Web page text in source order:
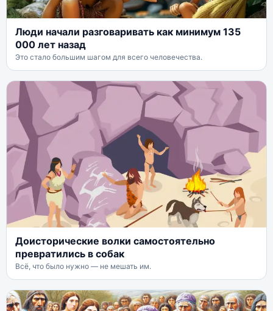
Люди начали разговаривать как минимум 135
000 лет назад
Это стало большим шагом для всего человечества.
Доисторические волки самостоятельно
превратились в собак
Всё, что было нужно — не мешать им.